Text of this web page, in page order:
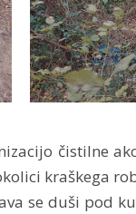
čistilne
kraškega
se duši pod